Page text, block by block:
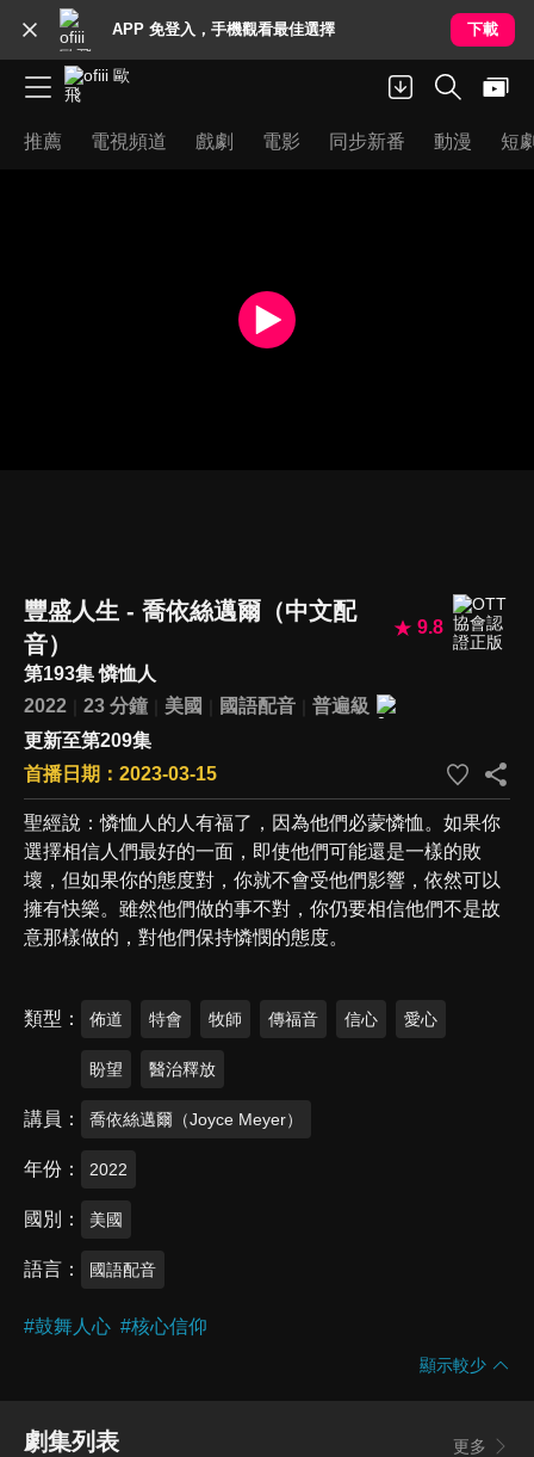
APP 免登入，手機觀看最佳選擇 下載
推薦 電視頻道 戲劇 電影 同步新番 動漫 短
豐盛人生 - 喬依絲邁爾（中文配
音）
9.8
第193集 憐恤人
2022
23 分鐘 美國 國語配音
普遍級
更新至第209集
首播日期：2023-03-15
聖經說：憐恤人的人有福了，因為他們必蒙憐恤。如果你
選擇相信人們最好的一面，即使他們可能還是一樣的敗
壞，但如果你的態度對，你就不會受他們影響，依然可以
擁有快樂。雖然他們做的事不對，你仍要相信他們不是故
意那樣做的，對他們保持憐憫的態度。
類型 佈道 特會 牧師 傳福音 信心 愛心
盼望 醫治釋放
講員 喬依絲邁爾（Joyce Meyer）
年份 2022
國別 美國
語言 國語配音
#鼓舞人心 #核心信仰
顯示較少
劇集列表 更多